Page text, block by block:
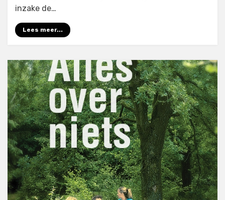
inzake de…
Lees meer...